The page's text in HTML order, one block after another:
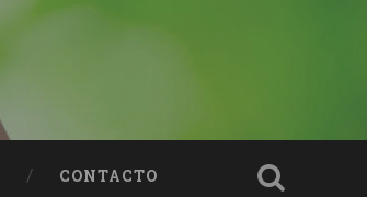
CONTACTO